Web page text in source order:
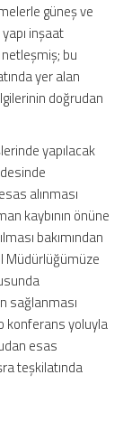
güneş ve
inşaat
bu
yer alan
doğrudan
yapılacak
alınması
kaybının önüne
bakımından
Müdürlüğümüze
sağlanması
konferans yoluyla
esas
teşkilatında